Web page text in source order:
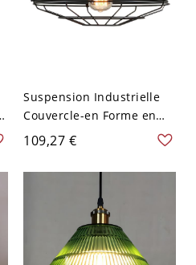
Suspension Industrielle
Couvercle-en Forme en
Métal Lampe Suspendue
à 1 Lumière - 110 V-120 V
Noir 26,67 cm
109,27 €